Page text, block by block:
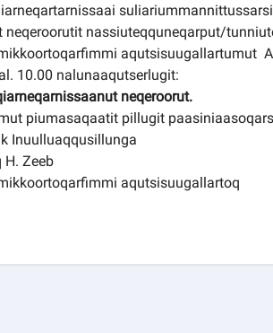
neqeroorutit nassiuteqquneqarput/
aqutsisuugallartumut
10.00 nalunaaqutserlugit:
neqeroorut.
piumasaqaatit pillugit
Inuulluaqqusillunga
Zeeb
aqutsisuugallartoq